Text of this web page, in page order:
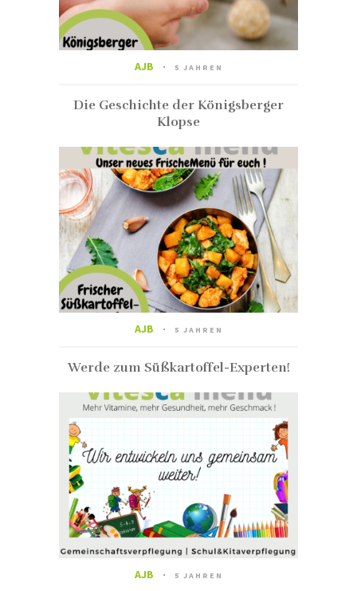
AJB 5 JAHREN
Die Geschichte der Königsberger
Klopse
AJB 5 JAHREN
Werde zum Süßkartoffel-Experten!
AJB 5 JAHREN